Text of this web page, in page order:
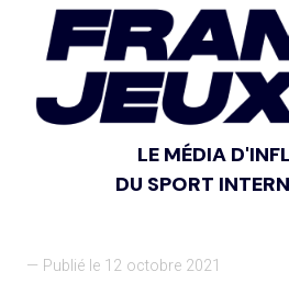
LE MÉDIA
DU SPORT
— Publié le 12 octobre 2021